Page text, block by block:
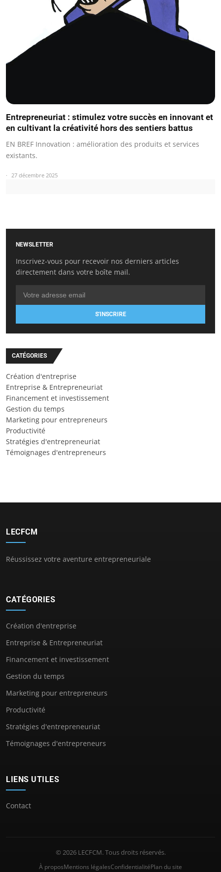
Entrepreneuriat : stimulez votre succès en innovant et
en cultivant la créativité hors des sentiers battus
EN BREF Innovation : amélioration des produits et services
existants.
27 décembre 2025
NEWSLETTER
Inscrivez-vous pour recevoir nos derniers articles
directement dans votre boîte mail.
S'INSCRIRE
CATÉGORIES
Création d'entreprise
Entreprise & Entrepreneuriat
Financement et investissement
Gestion du temps
Marketing pour entrepreneurs
Productivité
Stratégies d'entrepreneuriat
Témoignages d'entrepreneurs
LECFCM
Réussissez votre aventure entrepreneuriale
CATÉGORIES
Création d'entreprise
Entreprise & Entrepreneuriat
Financement et investissement
Gestion du temps
Marketing pour entrepreneurs
Productivité
Stratégies d'entrepreneuriat
Témoignages d'entrepreneurs
LIENS UTILES
Contact
© 2026 LECFCM. Tous droits réservés.
À proposMentions légalesConfidentialitéPlan du site